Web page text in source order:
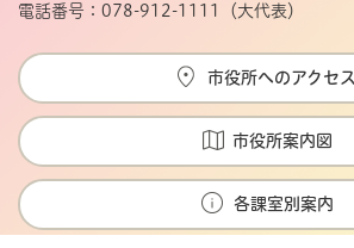
電話番号：078-912-1111（大代表）
市役所へのアクセス
市役所案内図
各課室別案内